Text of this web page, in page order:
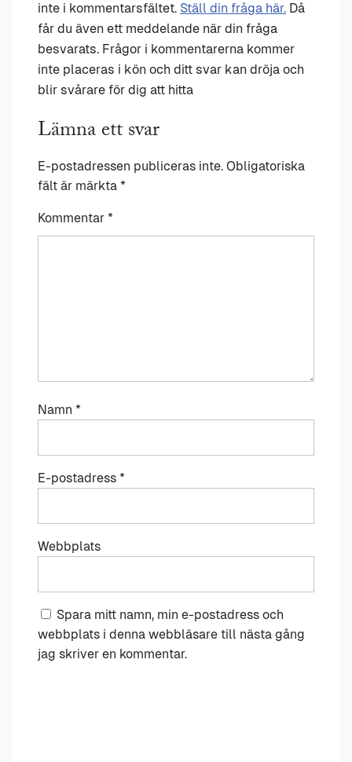
inte i kommentarsfältet. Ställ din fråga här. Då
får du även ett meddelande när din fråga
besvarats. Frågor i kommentarerna kommer
inte placeras i kön och ditt svar kan dröja och
blir svårare för dig att hitta
Lämna ett svar
E-postadressen publiceras inte. Obligatoriska
fält är märkta *
Kommentar *
Namn *
E-postadress *
Webbplats
Spara mitt namn, min e-postadress och
webbplats i denna webbläsare till nästa gång
jag skriver en kommentar.